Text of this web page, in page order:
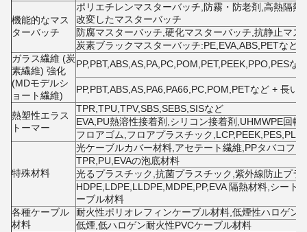
機能的なマス
ターバッチ
ポリエチレンマスターバッチ,防霧・防老剤,高熱隔
改変したマスターバッチ
防腐マスターバッチ,硬化マスターバッチ,抗静止マ
炭素ブラックマスターバッチ:PE,EVA,ABS,PETなど
ガラス繊維 (炭
素繊維) 強化
(MDモデルシ
ョート繊維)
PP,PBT,ABS,AS,PA,PC,POM,PET,PEEK,PPO,PES
PP,PBT,ABS,AS,PA6,PA66,PC,POM,PETなど + 長い
熱塑性エラス
トーマー
TPR,TPU,TPV,SBS,SEBS,SISなど
EVA,PU熱溶性接着剤,シリコン接着剤,UHMWPE回転
フロアゴム,フロアプラスチック
特殊材料
光ケーブルカバー材料,アセテート繊維,PPタバコフ
TPR,PU,EVAの泡底材料
光るプラスチック,抗菌プラスチック,紫外線防止プ
HDPE,LDPE,LLDPE,MDPE,PP,EVA 隔熱材料,シー
ーブル材料
各種ケーブル
材料
耐火性ポリオレフィンケーブル材料,低煙性ハロゲン
低煙,低ハロゲン耐火性PVCケーブル材料